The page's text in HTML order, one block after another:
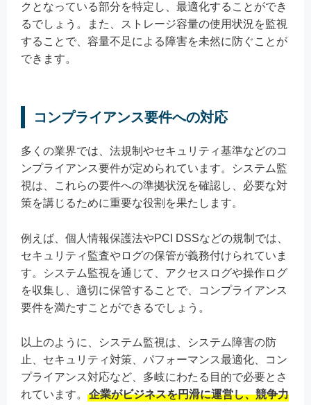
クとなっている部分を特定し、最適化することができ
るでしょう。また、ストレージ容量の使用状況を監視
することで、容量不足による障害を未然に防ぐことが
できます。
コンプライアンス要件への対応
多くの業界では、法規制やセキュリティ基準などのコ
ンプライアンス要件が定められています。システム監
視は、これらの要件への準拠状況を確認し、必要な対
策を講じるために重要な役割を果たします。
例えば、個人情報保護法やPCI DSSなどの規制では、
セキュリティ監査やログの保管が義務付けられていま
す。システム監視を通じて、アクセスログや操作ログ
を収集し、適切に保管することで、コンプライアンス
要件を満たすことができるでしょう。
以上のように、システム監視は、システム障害の防
止、セキュリティ対策、パフォーマンス最適化、コン
プライアンス対応など、多岐にわたる目的で必要とさ
れています。
企業がビジネスを円滑に運営し、競争力